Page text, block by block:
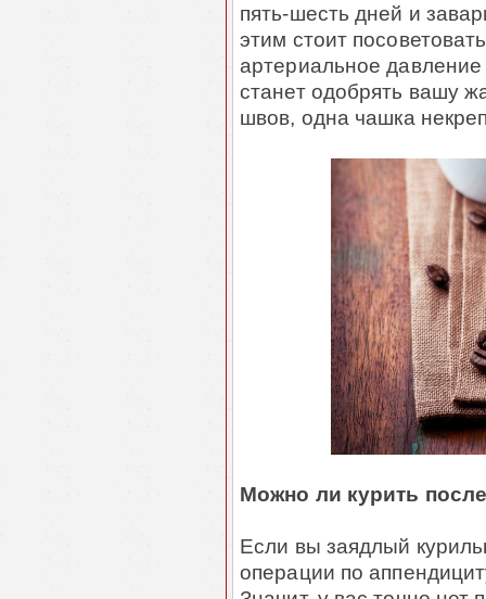
пять-шесть дней и
этим стоит
артериальное
станет одобрять вашу
швов, одна чашка
Можно ли курить
Если вы заядлый
операции по